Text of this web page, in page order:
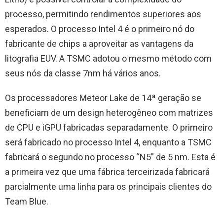
processo, permitindo rendimentos superiores aos
esperados. O processo Intel 4 é o primeiro nó do
fabricante de chips a aproveitar as vantagens da
litografia EUV. A TSMC adotou o mesmo método com
seus nós da classe 7nm há vários anos.
Os processadores Meteor Lake de 14ª geração se
beneficiam de um design heterogêneo com matrizes
de CPU e iGPU fabricadas separadamente. O primeiro
será fabricado no processo Intel 4, enquanto a TSMC
fabricará o segundo no processo “N5” de 5 nm. Esta é
a primeira vez que uma fábrica terceirizada fabricará
parcialmente uma linha para os principais clientes do
Team Blue.